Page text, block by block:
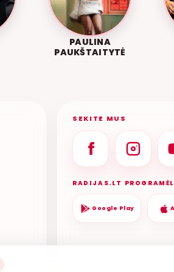
PAULINA
PAUKŠTAITYTĖ
SEKITE MUS
RADIJAS.LT
Google Play